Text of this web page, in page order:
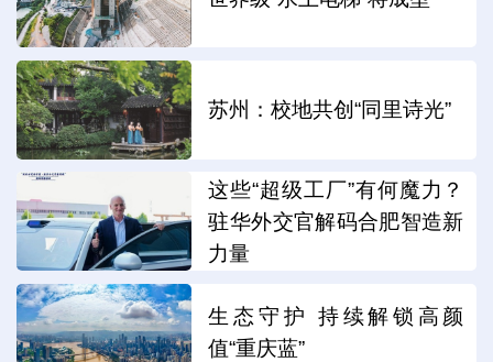
苏州：校地共创“同里诗光”
这些“超级工厂”有何魔力？
驻华外交官解码合肥智造新
力量
生态守护 持续解锁高颜
值“重庆蓝”